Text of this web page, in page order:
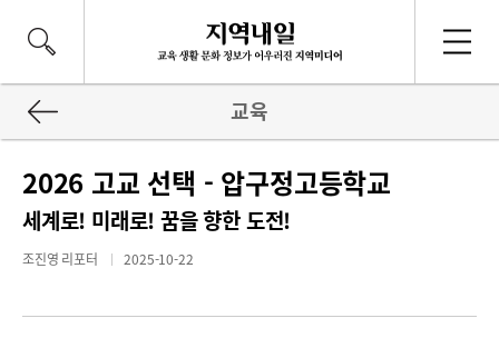
교육
2026 고교 선택 - 압구정고등학교
세계로! 미래로! 꿈을 향한 도전!
조진영 리포터 2025-10-22